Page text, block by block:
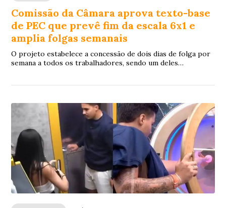
Comissão da Câmara aprova texto-base
de PEC que prevê fim da escala 6x1 e
amplia folgas semanais
O projeto estabelece a concessão de dois dias de folga por
semana a todos os trabalhadores, sendo um deles